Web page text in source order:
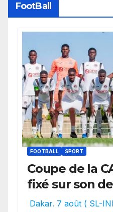
FootBall
FOOTBALL SPORT
Coupe de la
fixé sur son
l’ES Zarzis
Dakar. 7 août ( SL-